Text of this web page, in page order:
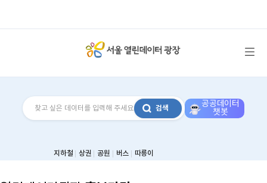
메뉴 열기
검색
지하철 상권 공원 버스 따릉이
공공데이터
챗봇